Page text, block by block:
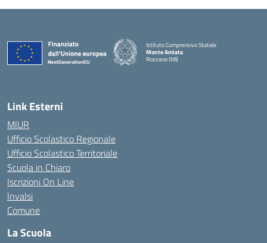
Istituto Comprensivo Statale
Monte Amiata
Rozzano (MI)
Link Esterni
MIUR
Ufficio Scolastico Regionale
Ufficio Scolastico Territoriale
Scuola in Chiaro
Iscrizioni On Line
Invalsi
Comune
La Scuola